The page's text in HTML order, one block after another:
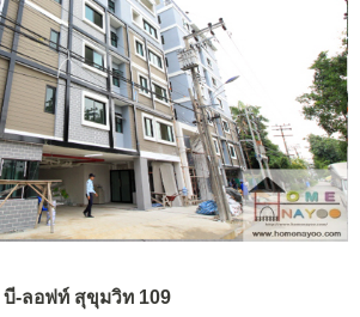
บี-ลอฟท์ สุขุมวิท 109